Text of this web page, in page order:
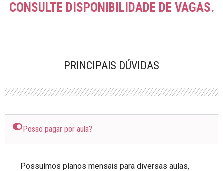
CONSULTE DISPONIBILIDADE DE VAGAS.
PRINCIPAIS DÚVIDAS
Posso pagar por aula?
Possuímos planos mensais para diversas aulas,